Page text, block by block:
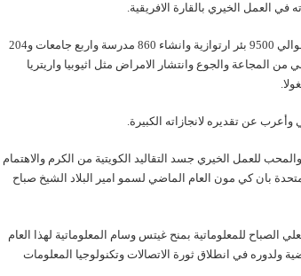
في العمل الخيري بالقارة الافريقية.
وساهم السميط في توفير الرعاية لآلاف الايتام وحفر حوالي 9500 بئر ارتوازية وانشاء 860 مدرسة واربع جامعات و204
من المجاعة والجوع وانتشار الامراض مثل اثيوبيا واريتريا
عن تقديره لانجازاته الكبيرة.
للعمل الخيري جسد التقاليد الكويتية من الكرم والاهتمام
بان كي مون العام الماضي لسمو امير البلاد الشيخ صباح
للمعلوماتية بمنح غيتس وسام المعلوماتية لهذا العام
المعلوماتية خلال ال40 سنة الماضية ولدوره في انطلاق ثورة الاتصالات وتكنولوجيا المعلومات